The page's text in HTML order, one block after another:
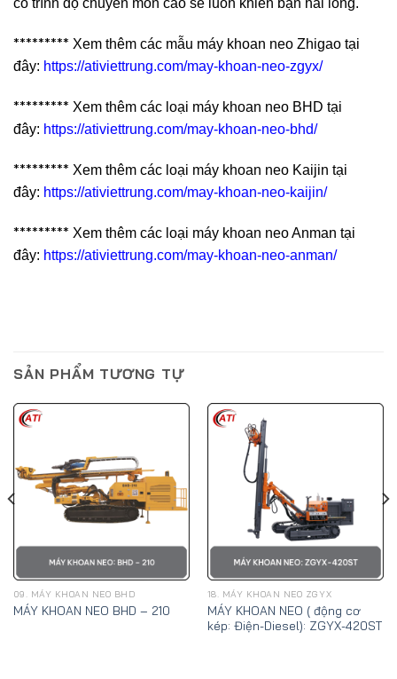
có trình độ chuyên môn cao sẽ luôn khiến bạn hài lòng.
********* Xem thêm các mẫu máy khoan neo Zhigao tại
đây: https://ativiettrung.com/may-khoan-neo-zgyx/
********* Xem thêm các loại máy khoan neo BHD tại
đây: https://ativiettrung.com/may-khoan-neo-bhd/
********* Xem thêm các loại máy khoan neo Kaijin tại
đây: https://ativiettrung.com/may-khoan-neo-kaijin/
********* Xem thêm các loại máy khoan neo Anman tại
đây: https://ativiettrung.com/may-khoan-neo-anman/
SẢN PHẨM TƯƠNG TỰ
09. MÁY KHOAN NEO BHD
MÁY KHOAN NEO BHD – 210
18. MÁY KHOAN NEO ZGYX
MÁY KHOAN NEO ( động cơ
kép: Điện-Diesel): ZGYX-420ST